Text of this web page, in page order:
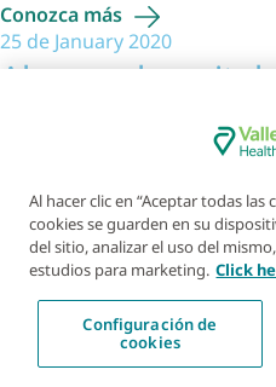
Conozca más
25 de January 2020
Algunos
implementan
evaluación del
pacientes
Source:AZ Central
Aunque se cree que es bajo
representa este virus
población estadounidense,
Al hacer clic en “Aceptar todas las
cookies se guarden en su
del sitio, analizar el uso del
estudios para marketing. Click
Configuración de
cookies